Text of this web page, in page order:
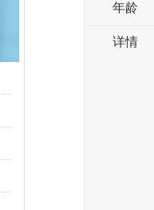
年龄
详情